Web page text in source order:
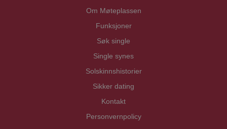
Om Møteplassen
Funksjoner
Søk single
Single synes
Solskinnshistorier
Sikker dating
Kontakt
Personvernpolicy